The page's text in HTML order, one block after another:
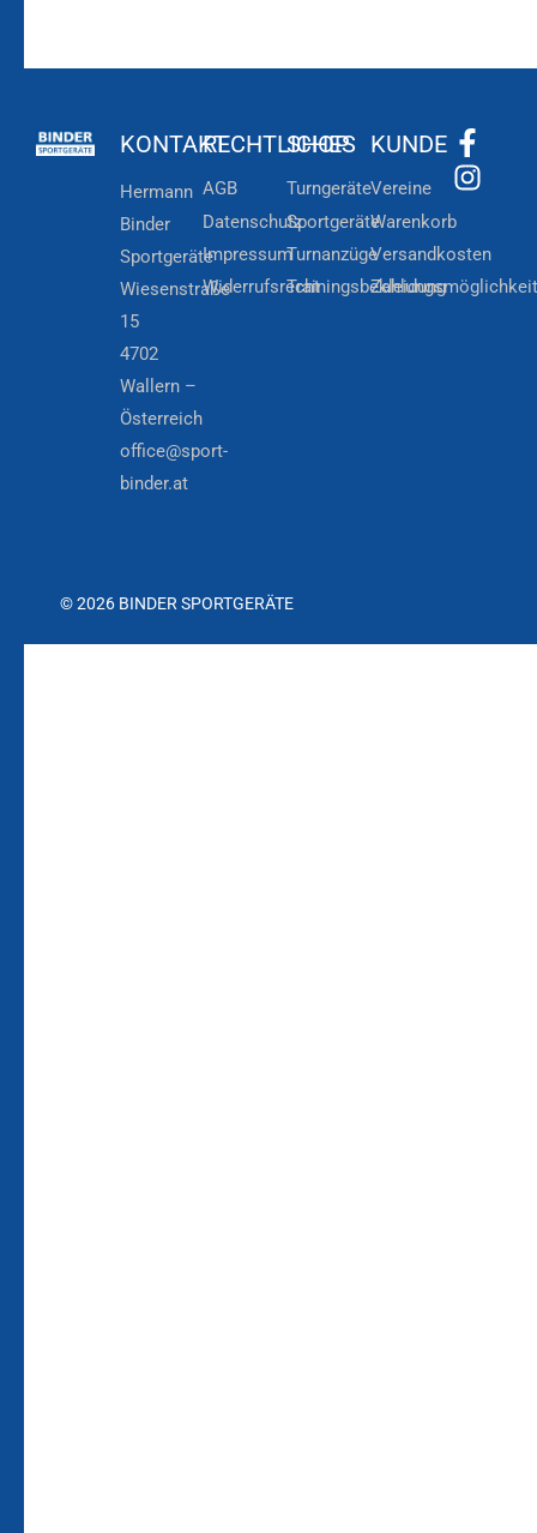
KONTAKT
Hermann
Binder
Sportgeräte
Wiesenstraße
15
4702
Wallern –
Österreich
office@sport-
binder.at
RECHTLICHES
AGB
Datenschutz
Impressum
Widerrufsrecht
SHOP
Turngeräte
Sportgeräte
Turnanzüge
Trainingsbekleidung
KUNDE
Vereine
Warenkorb
Versandkosten
© 2026 BINDER SPORTGERÄTE